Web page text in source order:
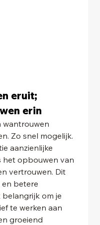
eruit;
erin
wantrouwen
Zo snel mogelijk.
aanzienlijke
het opbouwen van
vertrouwen. Dit
betere
belangrijk om je
te werken aan
groeiend